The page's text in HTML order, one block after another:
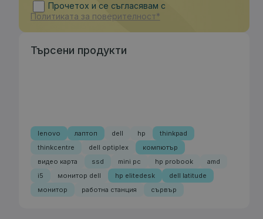
Прочетох и се съгласявам с
Политиката за поверителност*
Търсени продукти
lenovo лаптоп dell hp
thinkpad
thinkcentre
dell optiplex
компютър
видео карта
ssd mini pc hp probook
amd
i5
монитор dell hp elitedesk
dell latitude
монитор
работна станция сървър